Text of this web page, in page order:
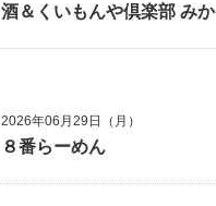
酒＆くいもんや倶楽部 みか
2026年06月29日（月）
８番らーめん